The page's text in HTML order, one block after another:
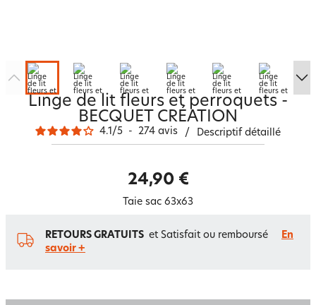
Linge de lit fleurs et perroquets -
BECQUET CRÉATION
4.1/5 - 274 avis / Descriptif détaillé
24,90 €
Taie sac 63x63
RETOURS GRATUITS et Satisfait ou remboursé
En
savoir +